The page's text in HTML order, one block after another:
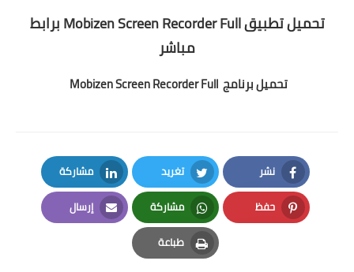
تحميل تطبيق Mobizen Screen Recorder Full برابط
مباشر
تحميل برنامج Mobizen Screen Recorder Full
نشر
Facebook
تغريد
Twitter
مشاركة
LinkedIn
حفظ
Pinterest
مشاركة
Whatsapp
إرسال
Email
طباعة
Print